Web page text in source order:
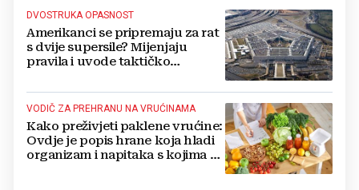
DVOSTRUKA OPASNOST
Amerikanci se pripremaju za rat
s dvije supersile? Mijenjaju
pravila i uvode taktičko
VODIČ ZA PREHRANU NA VRUĆINAMA
Kako preživjeti paklene vrućine:
Ovdje je popis hrane koja hladi
organizam i napitaka s kojima si